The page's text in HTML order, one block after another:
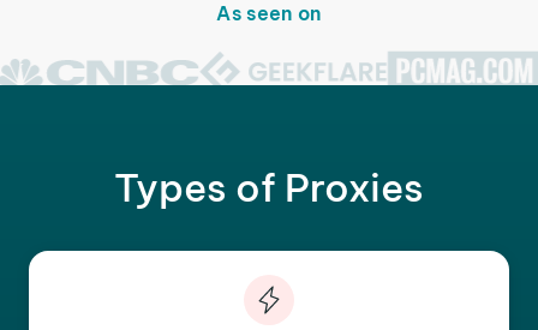
As seen on
Types of Proxies